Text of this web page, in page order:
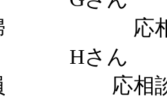
事での悩み
るもの。
てあげるこ